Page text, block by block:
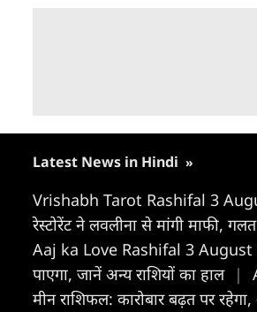
Latest News in Hindi »
Vrishabh Tarot Rashifal 3
रेस्टोरेंट ने लवलीना से मांगी माफी,
Aaj ka Love Rashifal 3 August
पाएगा, जानें अन्य राशियों का हाल |
मीन राशिफल: कारोबार बढ़त पर